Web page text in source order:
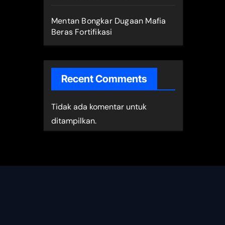
Mentan Bongkar Dugaan Mafia
Beras Fortifikasi
Recent Comments
Tidak ada komentar untuk
ditampilkan.